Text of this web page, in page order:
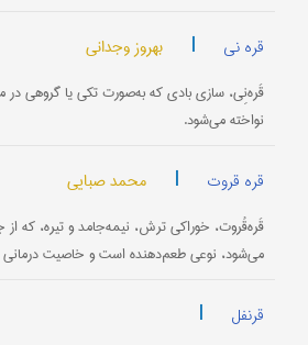
قره نی | بهروز وجدانی
قَره‌نِی، سازی بادی که به‌صورت تکی یا گروهی در
نواخته می‌شود.
قره قروت | محمد صبایی
قَره‌قُروت، خوراکی ترش، نیمه‌جامد و تیره، که از
می‌شود، نوعی طعم‌دهنده است و خاصیت درمانی
قرنفل |